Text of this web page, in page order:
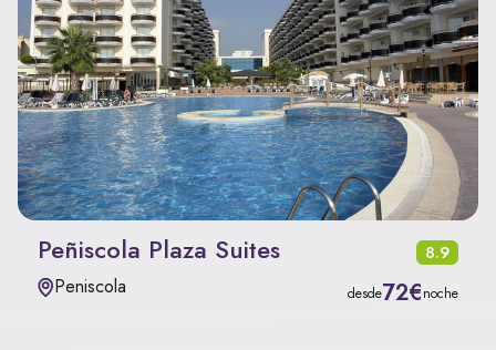
Peñiscola Plaza Suites 8.9
Peniscola desde72€noche